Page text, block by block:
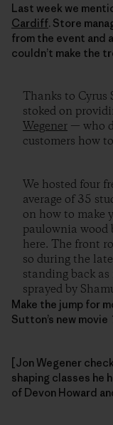
Last week we
Cardiff. Store
from the event and
couldn’t make the
Thanks to Cyrus
stoked on
Wegener — who
customers how
We hosted four
average of 35
on how to make
paulownia wood
here. The front
so during the
standing back
sprayed by
Make the jump for
Sutton’s new movie
[Jon Wegener
shaping classes he
of Devon Howard